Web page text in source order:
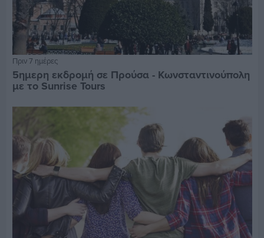
Πριν 7 ημέρες
5ημερη εκδρομή σε Προύσα - Κωνσταντινούπολη
με το Sunrise Tours